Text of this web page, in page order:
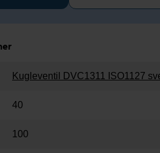
Kugleventil DVC1311 ISO1127
40
100